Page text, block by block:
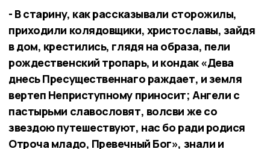
- В старину, как рассказывали сторожилы,
приходили колядовщики, христославы, зайдя
в дом, крестились, глядя на образа, пели
рождественский тропарь, и кондак «Дева
днесь Пресущественнаго раждает, и земля
вертеп Неприступному приносит; Ангели с
пастырьми славословят, волсви же со
звездою путешествуют, нас бо ради родися
Отроча младо, Превечный Бог», знали и